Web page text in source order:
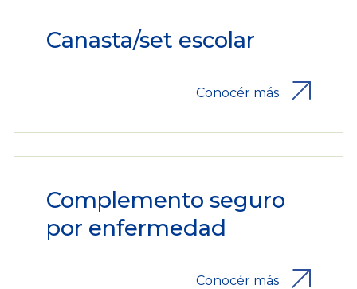
Canasta/set escolar
Conocér más
Complemento seguro
por enfermedad
Conocér más